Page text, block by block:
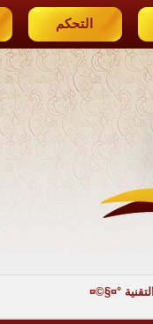
التحكم
°¤§©¤